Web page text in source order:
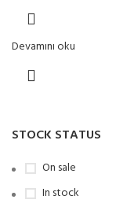
STOCK STATUS
On sale
In stock
Devamını oku